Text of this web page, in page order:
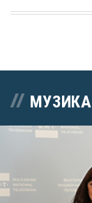
МУЗИКА